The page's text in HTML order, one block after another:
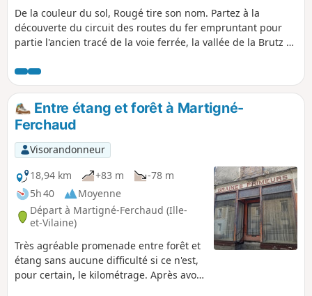
De la couleur du sol, Rougé tire son nom. Partez à la
découverte du circuit des routes du fer empruntant pour
partie l'ancien tracé de la voie ferrée, la vallée de la Brutz et
verrez le site des anciennes mines de fer dont l'exploitation
remonte aux Celtes et aux Gallo-romains. Vous remarquerez
la teinte rouge de certains chemins, signe de la présence
de minerai de fer dans la région. Il en est de même, par
endroits, de l'eau des ruisseaux.
Entre étang et forêt à Martigné-
Ferchaud
Visorandonneur
18,94 km
+83 m
-78 m
5h 40
Moyenne
Départ à Martigné-Ferchaud (Ille-
et-Vilaine)
Très agréable promenade entre forêt et
étang sans aucune difficulté si ce n'est,
pour certain, le kilométrage. Après avoir